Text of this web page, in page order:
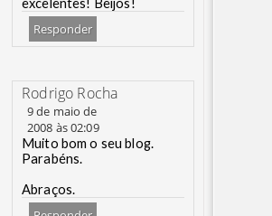
excelentes! Beijos!
Responder
Rodrigo Rocha
9 de maio de
2008 às 02:09
Muito bom o seu blog.
Parabéns.
Abraços.